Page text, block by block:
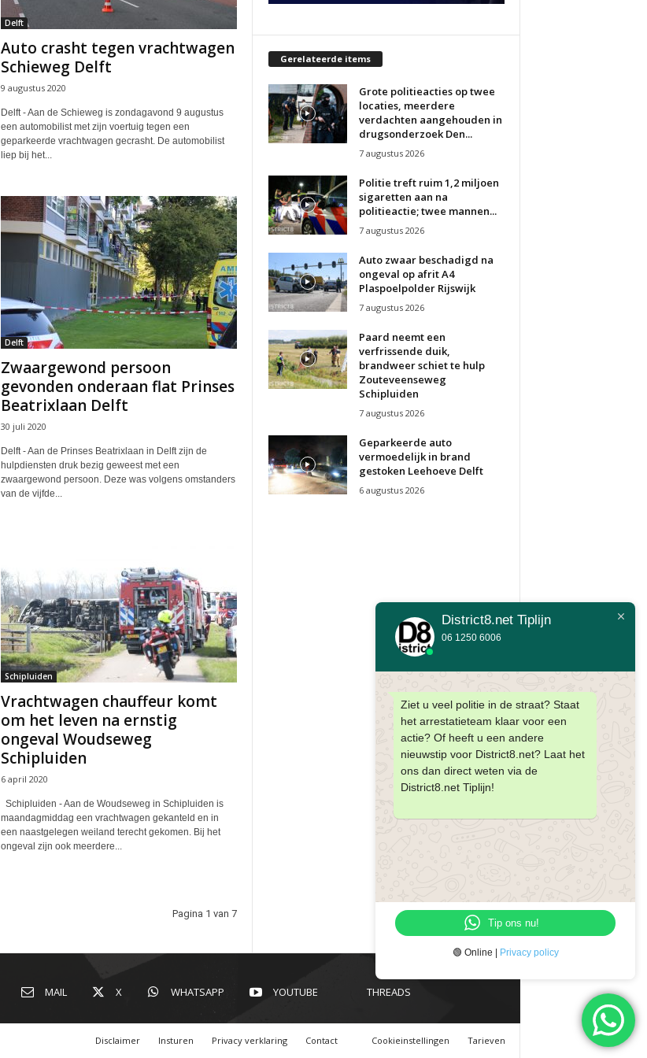
Delft
Auto crasht tegen vrachtwagen
Schieweg Delft
9 augustus 2020
Delft - Aan de Schieweg is zondagavond 9 augustus
een automobilist met zijn voertuig tegen een
geparkeerde vrachtwagen gecrasht. De automobilist
liep bij het...
Delft
Zwaargewond persoon
gevonden onderaan flat Prinses
Beatrixlaan Delft
30 juli 2020
Delft - Aan de Prinses Beatrixlaan in Delft zijn de
hulpdiensten druk bezig geweest met een
zwaargewond persoon. Deze was volgens omstanders
van de vijfde...
Schipluiden
Vrachtwagen chauffeur komt
om het leven na ernstig
ongeval Woudseweg
Schipluiden
6 april 2020
Schipluiden - Aan de Woudseweg in Schipluiden is
maandagmiddag een vrachtwagen gekanteld en in
een naastgelegen weiland terecht gekomen. Bij het
ongeval zijn ook meerdere...
Pagina 1 van 7
Gerelateerde items
Grote politieacties op twee
locaties, meerdere
verdachten aangehouden in
drugsonderzoek Den...
7 augustus 2026
Politie treft ruim 1,2 miljoen
sigaretten aan na
politieactie; twee mannen...
7 augustus 2026
Auto zwaar beschadigd na
ongeval op afrit A4
Plaspoelpolder Rijswijk
7 augustus 2026
Paard neemt een
verfrissende duik,
brandweer schiet te hulp
Zouteveenseweg
Schipluiden
7 augustus 2026
Geparkeerde auto
vermoedelijk in brand
gestoken Leehoeve Delft
6 augustus 2026
MAIL X WHATSAPP YOUTUBE THREADS
Disclaimer Insturen Privacy verklaring Contact Cookieinstellingen Tarieven
District8.net Tiplijn
06 1250 6006
Ziet u veel politie in de straat? Staat
het arrestatieteam klaar voor een
actie? Of heeft u een andere
nieuwstip voor District8.net? Laat het
ons dan direct weten via de
District8.net Tiplijn!
Tip ons nu!
🟢 Online | Privacy policy